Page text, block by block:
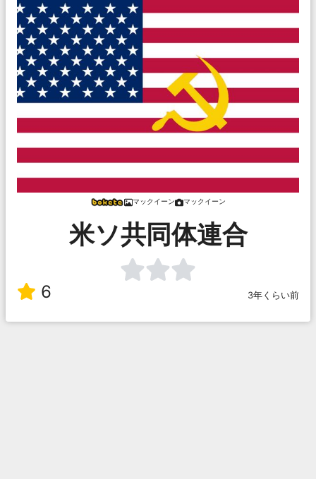
マックイーン マックイーン
米ソ共同体連合
6 3年くらい前